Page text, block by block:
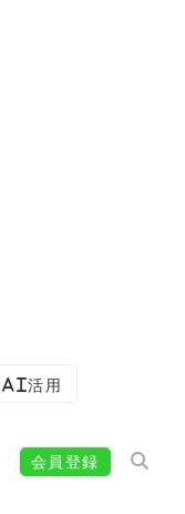
AI活用
会員登録